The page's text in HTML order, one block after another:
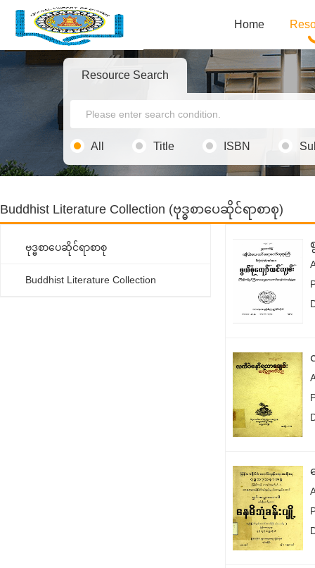
Home
Resource Search
All Title ISBN
Buddhist Literature Collection (ဗုဒ္ဓစာပေဆိုင်ရာစာစု)
ဗုဒ္ဓစာပေဆိုင်ရာစာစု
Buddhist Literature Collection